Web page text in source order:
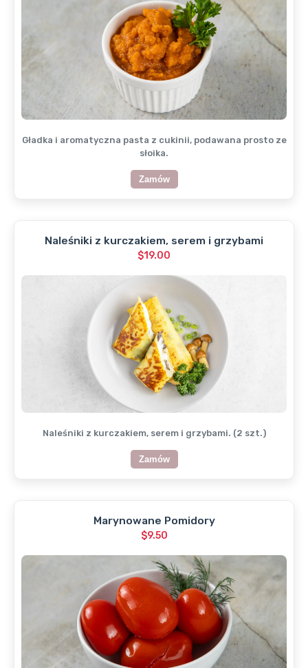
Gładka i aromatyczna pasta z cukinii, podawana prosto ze
słoika.
Zamów
Naleśniki z kurczakiem, serem i grzybami
$19.00
Naleśniki z kurczakiem, serem i grzybami. (2 szt.)
Zamów
Marynowane Pomidory
$9.50